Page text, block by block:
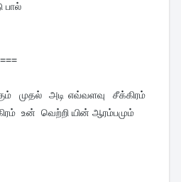
பால்
முதல் அடி எவ்வளவு சீக்கிரம்
உன் வெற்றி யின் ஆரம்பமும்